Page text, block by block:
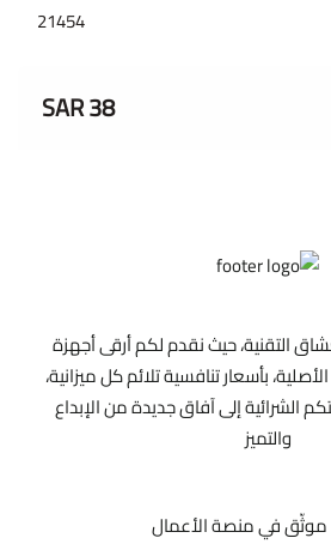
21454
38 SAR
التقنية، حيث نقدم لكم أرقى أجهزة
بأسعار تنافسية تلائم كل ميزانية،
الشرائية إلى آفاق جديدة من الإبداع
والتميز
موثّق في منصة الأعمال